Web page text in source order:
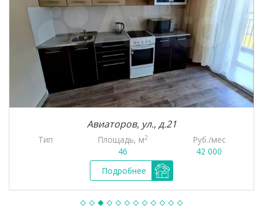
Авиаторов, ул., д.21
Площадь, м
Руб./мес
42 000
Тип